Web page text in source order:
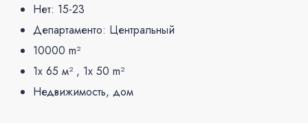
Нет: 15-23
Департаменто: Центральный
10000 m²
1x 65 м² , 1x 50 m²
Недвижимость, дом